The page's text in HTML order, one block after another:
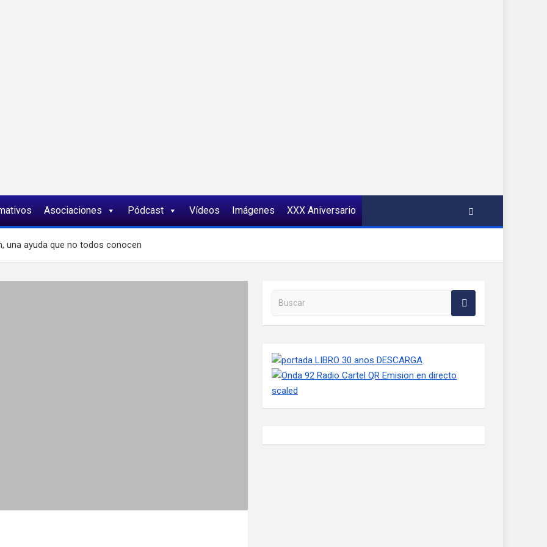
Asociaciones Pódcast Vídeos Imágenes XXX Aniversario
una ayuda que no todos conocen
Buscar en la web